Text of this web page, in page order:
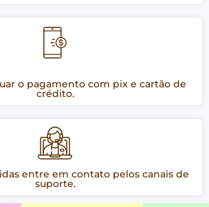
o pagamento com pix e cartão de
crédito.
entre em contato pelos canais de
suporte.